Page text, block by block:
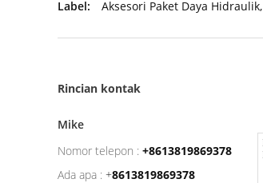
Label: Aksesori Paket Daya Hidraulik,
Rincian kontak
Mike
Nomor telepon : +8613819869378
Ada apa : +8613819869378